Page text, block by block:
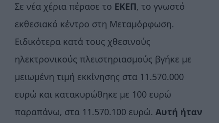
Σε νέα χέρια πέρασε το ΕΚΕΠ, το γνωστό
εκθεσιακό κέντρο στη Μεταμόρφωση.
Ειδικότερα κατά τους χθεσινούς
ηλεκτρονικούς πλειστηριασμούς βγήκε με
μειωμένη τιμή εκκίνησης στα 11.570.000
ευρώ και κατακυρώθηκε με 100 ευρώ
παραπάνω, στα 11.570.100 ευρώ. Αυτή ήταν